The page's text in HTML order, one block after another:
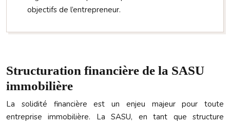
objectifs de l’entrepreneur.
Structuration financière de la SASU
immobilière
La solidité financière est un enjeu majeur pour toute
entreprise immobilière. La SASU, en tant que structure